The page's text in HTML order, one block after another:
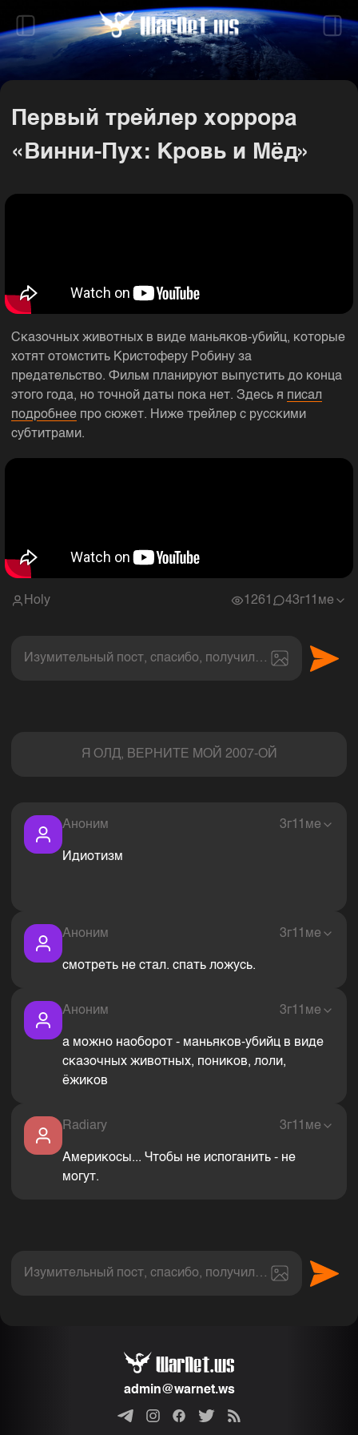
Первый трейлер хоррора
«Винни-Пух: Кровь и Мёд»
Сказочных животных в виде маньяков-убийц, которые
хотят отомстить Кристоферу Робину за
предательство. Фильм планируют выпустить до конца
этого года, но точной даты пока нет. Здесь я писал
подробнее про сюжет. Ниже трейлер с русскими
субтитрами.
Holy 1261 43г11ме
Изумительный пост, спасибо, получил величайшее
Я ОЛД, ВЕРНИТЕ МОЙ 2007-ОЙ
Аноним 3г11ме
Идиотизм
Аноним 3г11ме
смотреть не стал. спать ложусь.
Аноним 3г11ме
а можно наоборот - маньяков-убийц в виде
сказочных животных, поников, лоли,
ёжиков
Radiary 3г11ме
Америкосы... Чтобы не испоганить - не
могут.
Изумительный пост, спасибо, получил величайшее
admin@warnet.ws